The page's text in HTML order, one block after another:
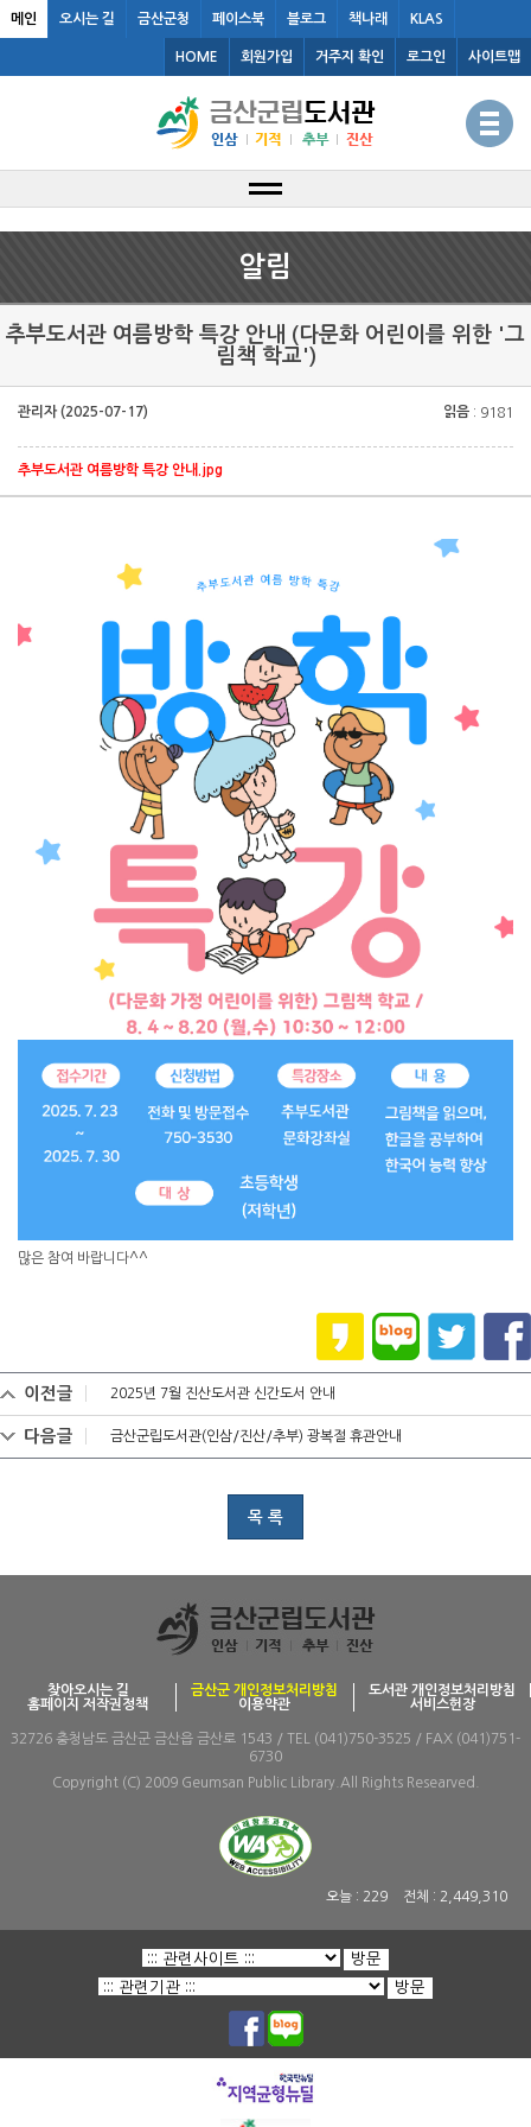
메인 오시는 길 금산군청 페이스북 블로그 책나래 KLAS
HOME 회원가입 거주지 확인 로그인 사이트맵
알림
추부도서관 여름방학 특강 안내 (다문화 어린이를 위한 '그
림책 학교')
관리자 (2025-07-17) 읽음 : 9181
추부도서관 여름방학 특강 안내.jpg
많은 참여 바랍니다^^
이전글 2025년 7월 진산도서관 신간도서 안내
다음글 금산군립도서관(인삼/진산/추부) 광복절 휴관안내
목 록
찾아오시는 길 금산군 개인정보처리방침
도서관 개인정보처리방침
홈페이지 저작권정책
이용약관 서비스헌장
32726 충청남도 금산군 금산읍 금산로 1543 / TEL (041)750-3525 / FAX (041)751-
6730
Copyright (C) 2009 Geumsan Public Library.All Rights Researved.
오늘 : 229 전체 : 2,449,310